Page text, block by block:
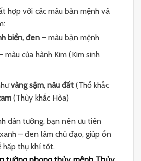
hợp với các màu bản mệnh và
biển, đen– màu bản mệnh
màu của hành Kim (Kim sinh
vàng sậm, nâu đất(Thổ khắc
(Thủy khắc Hỏa)
dán tường, bạn nên ưu tiên
– đen làm chủ đạo, giúp ổn
hấp thụ khí tốt.